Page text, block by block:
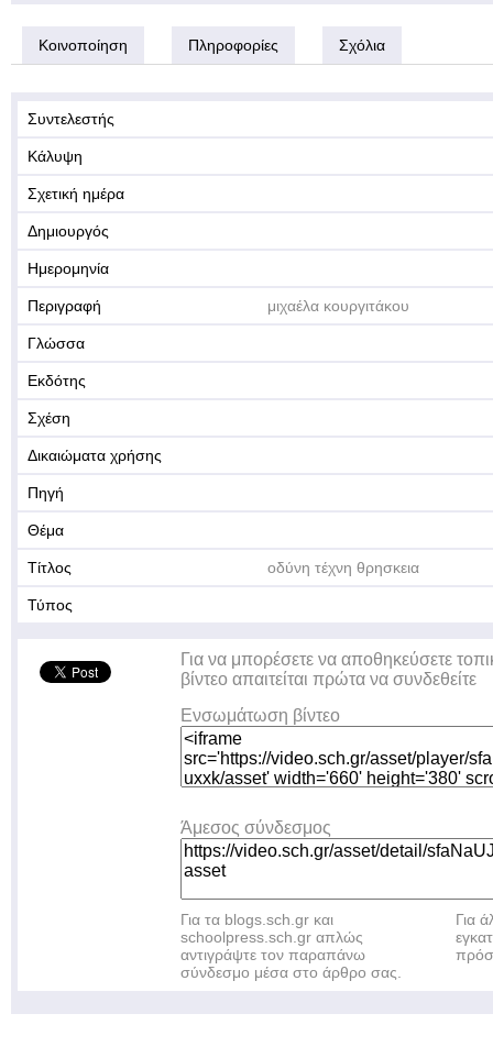
Κοινοποίηση Πληροφορίες Σχόλια
Συντελεστής
Κάλυψη
Σχετική ημέρα
Δημιουργός
Ημερομηνία
Περιγραφή μιχαέλα κουργιτάκου
Γλώσσα
Εκδότης
Σχέση
Δικαιώματα χρήσης
Πηγή
Θέμα
Τίτλος οδύνη τέχνη θρησκεια
Τύπος
Για να μπορέσετε να αποθηκεύσετε
βίντεο απαιτείται πρώτα να συνδεθείτε
Ενσωμάτωση βίντεο
Άμεσος σύνδεσμος
Για τα blogs.sch.gr και
schoolpress.sch.gr απλώς
αντιγράψτε τον παραπάνω
σύνδεσμο μέσα στο άρθρο σας.
Για